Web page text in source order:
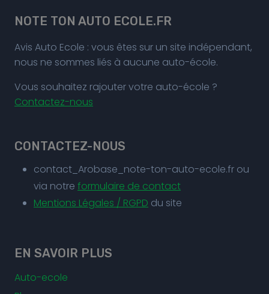
NOTE TON AUTO ECOLE.FR
Avis Auto Ecole : vous êtes sur un site indépendant,
nous ne sommes liés à aucune auto-école.
Vous souhaitez rajouter votre auto-école ?
Contactez-nous
CONTACTEZ-NOUS
contact_Arobase_note-ton-auto-ecole.fr ou
via notre formulaire de contact
Mentions Légales / RGPD du site
EN SAVOIR PLUS
Auto-ecole